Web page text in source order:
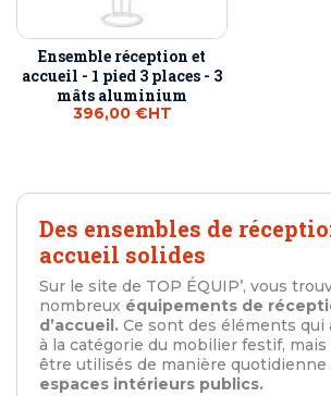
Ensemble réception et
accueil - 1 pied 3 places - 3
mâts aluminium
396,00 €HT
Des ensembles de
accueil solides
Sur le site de TOP ÉQUIP’, vous
nombreux équipements de
d’accueil. Ce sont des éléments
à la catégorie du mobilier festif,
être utilisés de manière quotidienne
espaces intérieurs publics.